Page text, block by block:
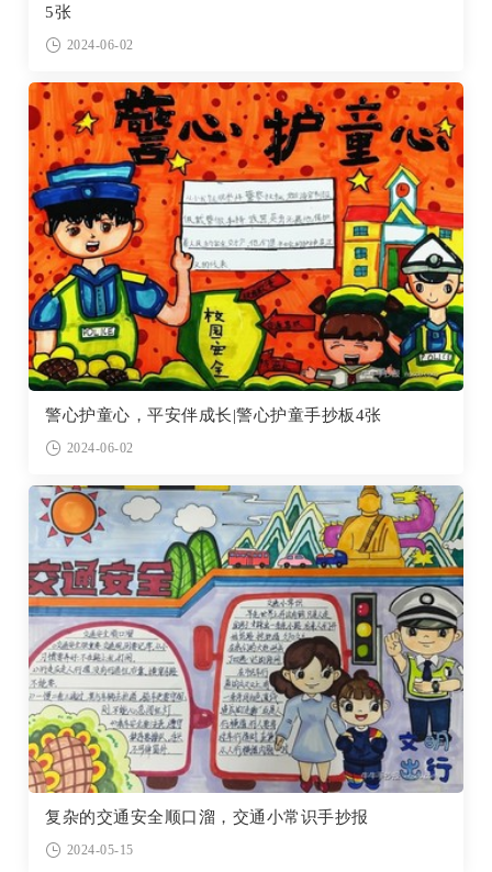
5张
2024-06-02
警心护童心，平安伴成长|警心护童手抄板4张
2024-06-02
复杂的交通安全顺口溜，交通小常识手抄报
2024-05-15